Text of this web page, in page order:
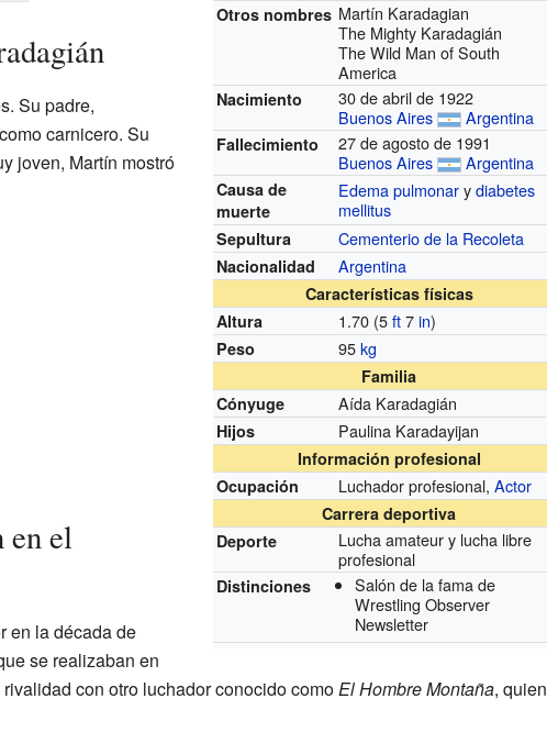
Otros nombres Martín Karadagian
The Mighty Karadagián
The Wild Man of South
America
Nacimiento
30 de abril de 1922
Buenos Aires
Argentina
Fallecimiento
27 de agosto de 1991
Buenos Aires
Argentina
Causa de
muerte
Edema pulmonarydiabetes
mellitus
Sepultura Cementerio de la Recoleta
Nacionalidad Argentina
Características físicas
Altura
1.70 (5ft7in)
Peso 95kg
Familia
Cónyuge
Aída Karadagián
Hijos Paulina Karadayijan
Información profesional
Ocupación
Luchador profesional,Actor
Carrera deportiva
Deporte
Lucha amateur y lucha libre
profesional
Distinciones
Salón de la fama de
Wrestling Observer
Newsletter
Su padre,
carnicero. Su
joven, Martín mostró
en el
en la década de
se realizaban en
con otro luchador conocido comoEl Hombre Montaña, quien